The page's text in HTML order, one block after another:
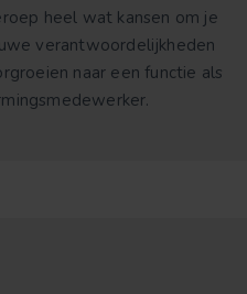
heel wat kansen om je
verantwoordelijkheden
naar een functie als